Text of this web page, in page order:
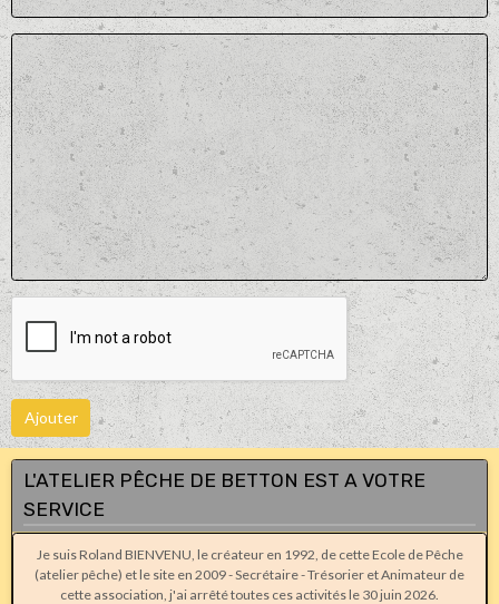
Ajouter
L'ATELIER PÊCHE DE BETTON EST A VOTRE
SERVICE
Je suis Roland BIENVENU, le créateur en 1992, de cette Ecole de Pêche
(atelier pêche) et le site en 2009 - Secrétaire - Trésorier et Animateur de
cette association, j'ai arrêté toutes ces activités le 30 juin 2026.